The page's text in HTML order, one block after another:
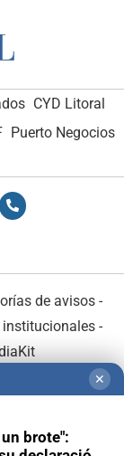
CYD Litoral
Puerto Negocios
de avisos -
institucionales-
✕
brote":